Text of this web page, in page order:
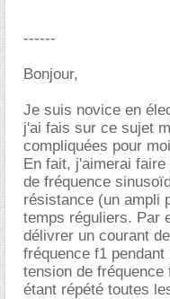
------
Bonjour,
Je suis novice en
j'ai fais sur ce sujet
compliquées pour
En fait, j'aimerai
de fréquence
résistance (un ampli
temps réguliers. Par
délivrer un courant
fréquence f1
tension de fréquence
étant répété toutes